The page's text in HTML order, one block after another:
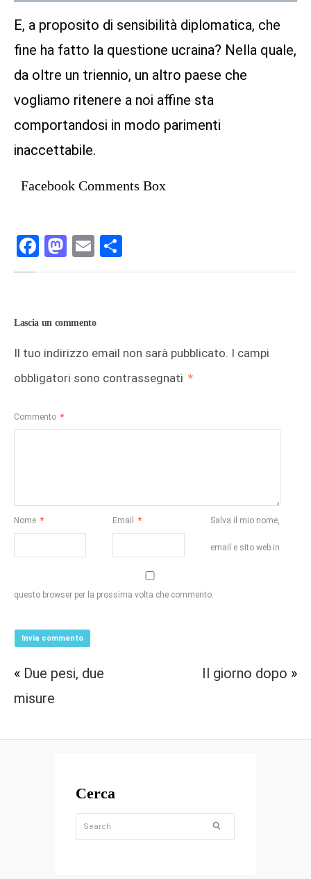
E, a proposito di sensibilità diplomatica, che
fine ha fatto la questione ucraina? Nella quale,
da oltre un triennio, un altro paese che
vogliamo ritenere a noi affine sta
comportandosi in modo parimenti
inaccettabile.
Facebook Comments Box
Facebook
Mastodon
Email
Lascia un commento
Il tuo indirizzo email non sarà pubblicato. I campi
obbligatori sono contrassegnati *
Commento *
Nome * Email * Salva il mio nome,
email e sito web in
questo browser per la prossima volta che commento.
« Due pesi, due
misure
Il giorno dopo »
Cerca